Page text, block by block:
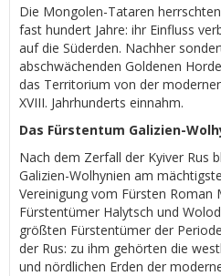
Die Mongolen-Tataren
fast hundert Jahre: ihr Einfluss
auf die Süderden. Nachher
abschwächenden Goldenen
das Territorium von der
XVIII. Jahrhunderts einnahm.
Das Fürstentum Galizien-
Nach dem Zerfall der Kyiver Rus
Galizien-Wolhynien am
Vereinigung vom Fürsten Roman
Fürstentümer Halytsch und
größten Fürstentümer der
der Rus: zu ihm gehörten die
und nördlichen Erden der